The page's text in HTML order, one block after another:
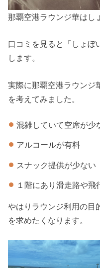
那覇空港ラウンジ華はし
口コミを見ると「しょぼ
します。
実際に那覇空港ラウンジ
を考えてみました。
混雑していて空席が少
アルコールが有料
スナック提供が少ない
１階にあり滑走路や飛
やはりラウンジ利用の目
を求めたくなります。